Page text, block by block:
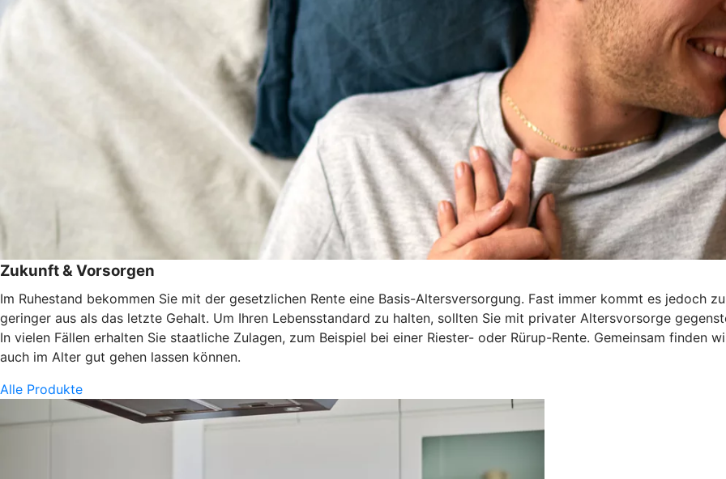
Zukunft & Vorsorgen
Im Ruhestand bekommen Sie mit der gesetzlichen Rente eine Basis-Altersversorgung. Fast immer kommt es jedoch
geringer aus als das letzte Gehalt. Um Ihren Lebensstandard zu halten, sollten Sie mit privater Altersvorsorge
In vielen Fällen erhalten Sie staatliche Zulagen, zum Beispiel bei einer Riester- oder Rürup-Rente. Gemeinsam finden
auch im Alter gut gehen lassen können.
Alle Produkte